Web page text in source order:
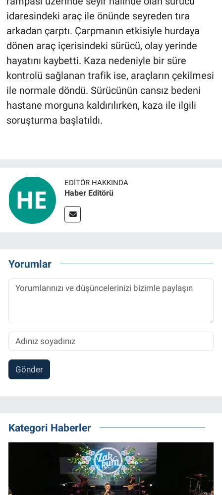
idaresindeki araç ile önünde seyreden tıra
arkadan çarptı. Çarpmanın etkisiyle hurdaya
dönen araç içerisindeki sürücü, olay yerinde
hayatını kaybetti. Kaza nedeniyle bir süre
kontrolü sağlanan trafik ise, araçların çekilmesi
ile normale döndü. Sürücünün cansız bedeni
hastane morguna kaldırılırken, kaza ile ilgili
soruşturma başlatıldı.
EDITÖR HAKKINDA
Haber Editörü
Yorumlar
Gönder
Kategori Haberler
HABERDE İNSAN
EĞİTİM
BİLİM VE TEKNOLOJİ
Bölge